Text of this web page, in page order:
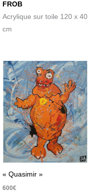
FROB
Acrylique sur toile 120 x 40
cm
« Quasimir »
600€